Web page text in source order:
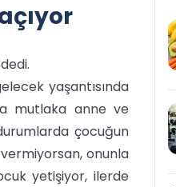
yaşantısında
mutlaka anne ve
çocuğun
onunla
yetişiyor, ilerde